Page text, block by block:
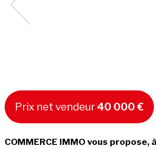
Prix net vendeur 40 000 €
COMMERCE IMMO vous propose,